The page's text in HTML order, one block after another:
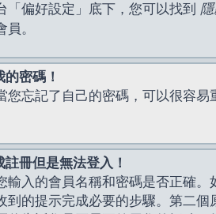
「偏好設定」底下，您可以找到
。
密碼！
您忘記了自己的密碼，可以很容
冊但是無法登入！
輸入的會員名稱和密碼是否正確
到的提示完成必要的步驟。第二